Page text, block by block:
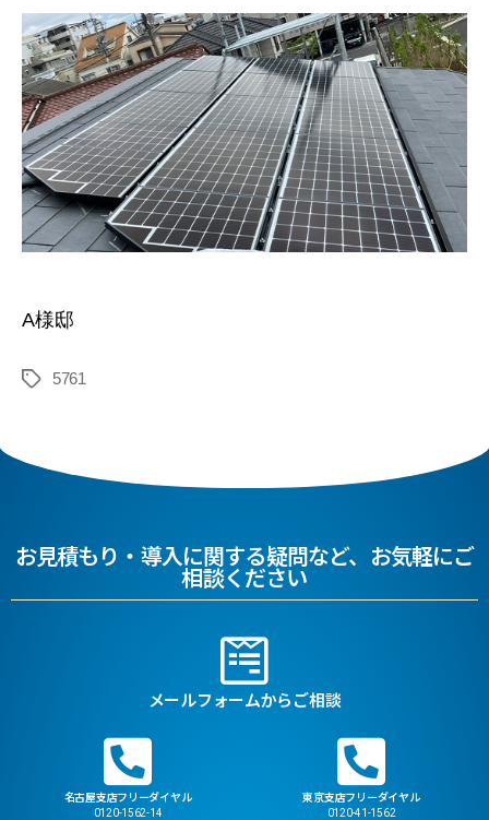
A様邸
5761
お見積もり・導入に関する疑問など、お気軽にご
相談ください
メールフォームからご相談
名古屋支店フリーダイヤル
0120-1562-14
東京支店フリーダイヤル
0120-41-1562